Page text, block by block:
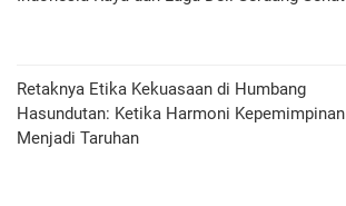
Retaknya Etika Kekuasaan di Humbang
Hasundutan: Ketika Harmoni Kepemimpinan
Menjadi Taruhan